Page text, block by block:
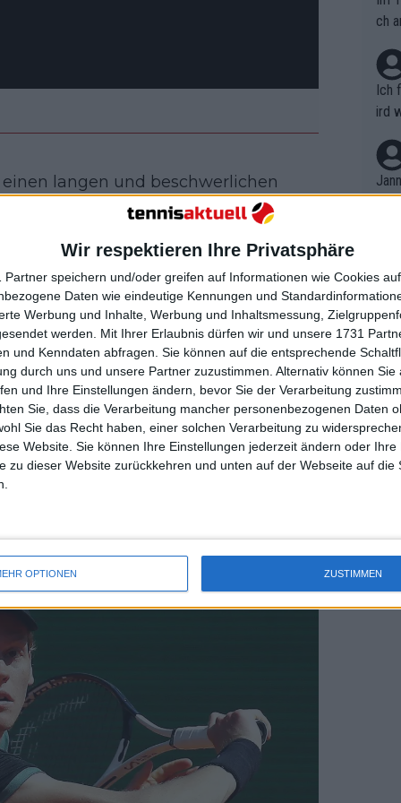
Wir respektieren Ihre Privatsphäre
Partner speichern und/oder greifen auf Informationen wie Cookies
Daten wie eindeutige Kennungen und
Werbung und Inhalte, Werbung und Inhaltsmessung,
werden. Mit Ihrer Erlaubnis dürfen wir und unsere 1731
und Kenndaten abfragen. Sie können auf die entsprechende
durch uns und unsere Partner zuzustimmen. Alternativ können Sie
und Ihre Einstellungen ändern, bevor Sie der Verarbeitung
Sie, dass die Verarbeitung mancher personenbezogenen Daten
Sie das Recht haben, einer solchen Verarbeitung zu
Website. Sie können Ihre Einstellungen jederzeit ändern oder Ihre
zu dieser Website zurückkehren und unten auf der Webseite auf die
OPTIONEN ZUSTIMMEN
langen und beschwerlichen
zu Beginn als solcher blieb, da
die Gelegenheit, die er hatte, nicht
zu akzeptieren, anstatt vor den
längere Sperre zu riskieren. Ein
ihm erlaubt wurde, drei Monate
nicht einmal sportliche
die einzige Zeit, in der er öffentlich
der Pariser Fashion Week und
ch
Ich
ird
r in
em
t,
B.
on
uss
mal
des
n
nt.
kel